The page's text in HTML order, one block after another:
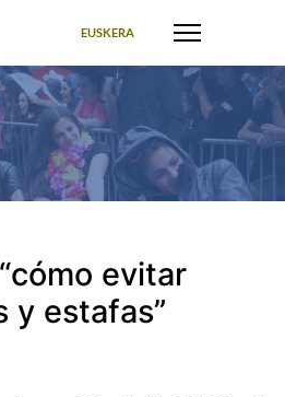
EUSKERA
evitar
y estafas”